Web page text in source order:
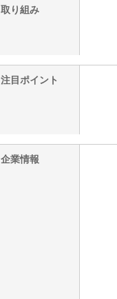
取り組み
注目ポイント
企業情報